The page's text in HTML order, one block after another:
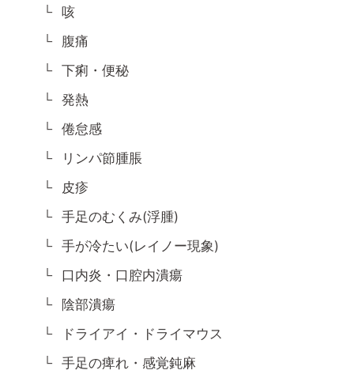
咳
腹痛
下痢・便秘
発熱
倦怠感
リンパ節腫脹
皮疹
手足のむくみ(浮腫)
手が冷たい(レイノー現象)
口内炎・口腔内潰瘍
陰部潰瘍
ドライアイ・ドライマウス
手足の痺れ・感覚鈍麻